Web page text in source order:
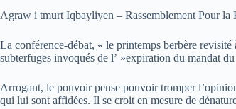
Agraw i tmurt Iqbayliyen – Rassemblement Pour la
La conférence-débat, « le printemps berbère
subterfuges invoqués de l’ »expiration du mandat
Arrogant, le pouvoir pense pouvoir tromper
qui lui sont affidées. Il se croit en mesure de